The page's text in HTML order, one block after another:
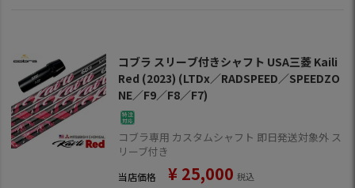
コブラ スリーブ付きシャフト USA三菱 Kaili
Red (2023) (LTDx／RADSPEED／SPEEDZO
NE／F9／F8／F7)
コブラ専用 カスタムシャフト 即日発送対象外 ス
リーブ付き
当店価格 ¥ 25,000 税込